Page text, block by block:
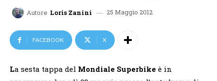
Autore Loris Zanini 25 Maggio 2012
FACEBOOK X
La sesta tappa del Mondiale Superbike è in